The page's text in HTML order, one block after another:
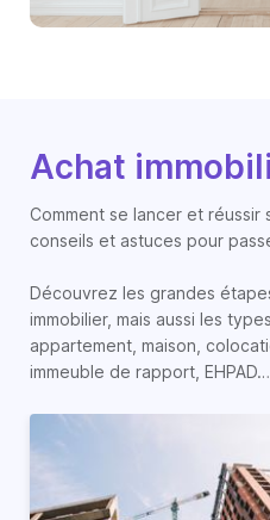
Achat
Comment se lancer et réussir
conseils et astuces pour
Découvrez les grandes
immobilier, mais aussi les
appartement, maison,
immeuble de rapport,